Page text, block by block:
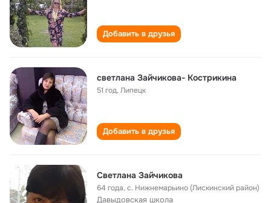
Добавить в друзья
светлана Зайчикова- Кострикина
51 год,Липецк
Добавить в друзья
Светлана Зайчикова
64 года,с. Нижнемарьино (Лискинский район)
Давыдовская школа